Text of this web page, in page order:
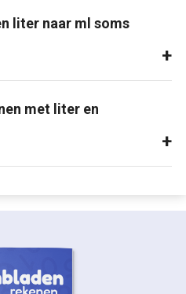
liter naar ml soms
met liter en